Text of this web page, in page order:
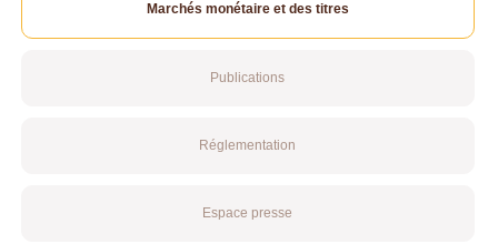
Marchés monétaire et des titres
Publications
Réglementation
Espace presse